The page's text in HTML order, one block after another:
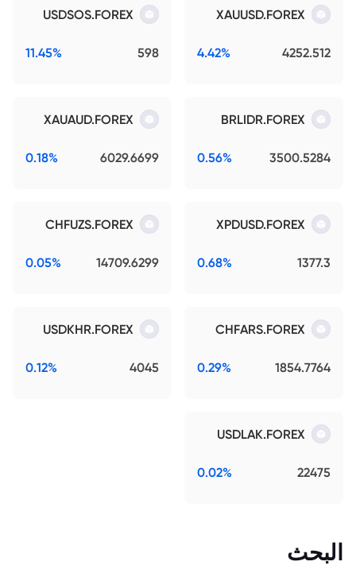
XAUUSD.FOREX
4252.512
4.42%
USDSOS.FOREX
598
11.45%
BRLIDR.FOREX
3500.5284
0.56%
XAUAUD.FOREX
6029.6699
0.18%
XPDUSD.FOREX
1377.3
0.68%
CHFUZS.FOREX
14709.6299
0.05%
CHFARS.FOREX
1854.7764
0.29%
USDKHR.FOREX
4045
0.12%
USDLAK.FOREX
22475
0.02%
البحث